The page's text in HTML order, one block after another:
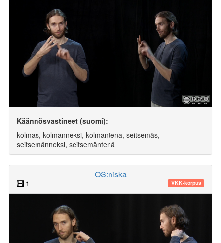
Käännösvastineet (suomi):
kolmas, kolmanneksi, kolmantena, seitsemäs,
seitsemänneksi, seitsemäntenä
OS:niska
1 VKK-korpus